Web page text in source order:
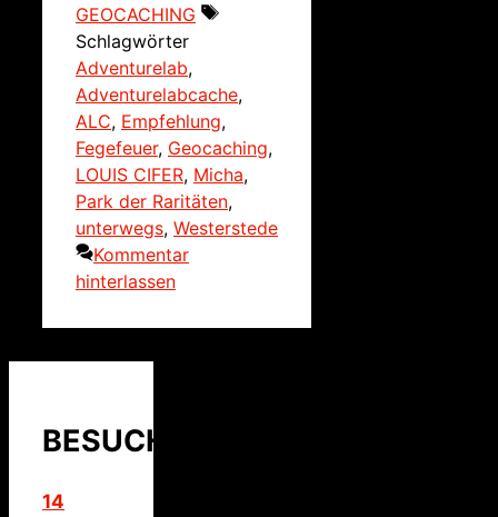
GEOCACHING
Schlagwörter
Adventurelab,
Adventurelabcache,
ALC, Empfehlung,
Fegefeuer, Geocaching,
LOUIS CIFER, Micha,
Park der Raritäten,
unterwegs, Westerstede
Kommentar
hinterlassen
BESUCHER
14